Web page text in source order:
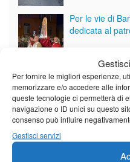
Per fornire le migliori esperienze,
memorizzare e/o accedere alle
queste tecnologie ci permetterà di
navigazione o ID unici su questo
consenso può influire
Gestisci servizi
Per le vie di
dedicata al
Partite le